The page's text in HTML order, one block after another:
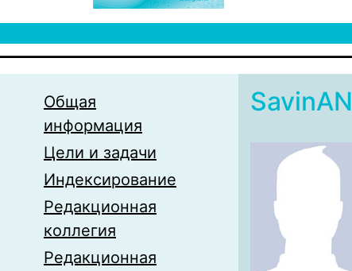
Общая
информация
Цели и задачи
Индексирование
Редакционная
коллегия
Редакционная
SavinAN